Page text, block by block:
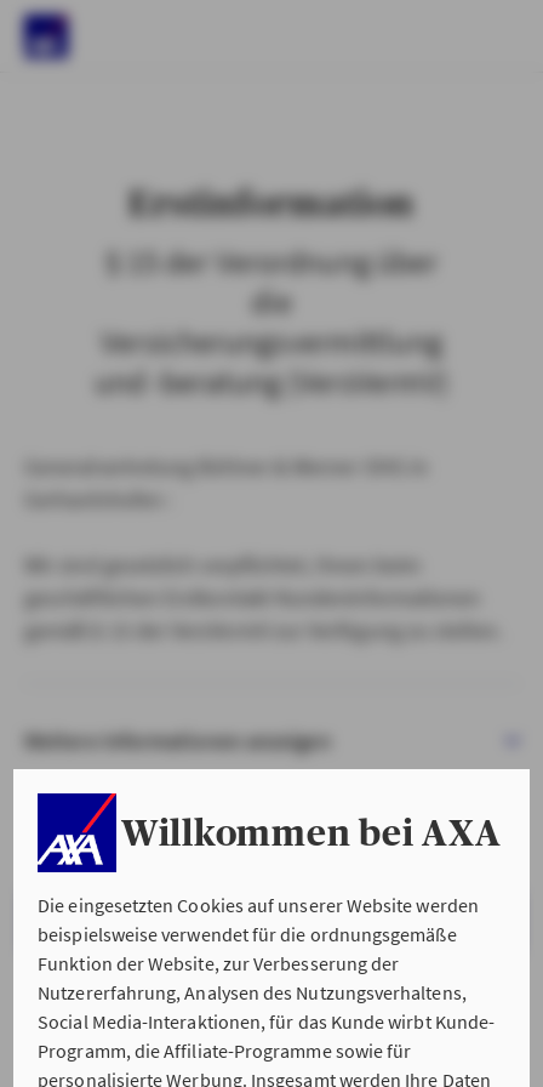
Willkommen bei AXA
Die eingesetzten Cookies auf unserer Website werden
beispielsweise verwendet für die ordnungsgemäße
Funktion der Website, zur Verbesserung der
Nutzererfahrung, Analysen des Nutzungsverhaltens,
Social Media-Interaktionen, für das Kunde wirbt Kunde-
Programm, die Affiliate-Programme sowie für
personalisierte Werbung. Insgesamt werden Ihre Daten
Erstinformation
§ 15 der Verordnung über
die
Versicherungsvermittlung
und -beratung (VersVermV)
Weitere Informationen anzeigen
VERSTANDEN & WEITER